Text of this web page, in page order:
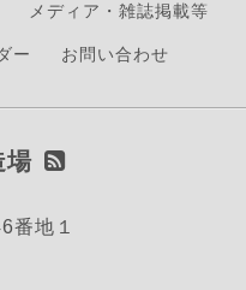
メディア・雑誌掲載等
ー お問い合わせ
場
番地１